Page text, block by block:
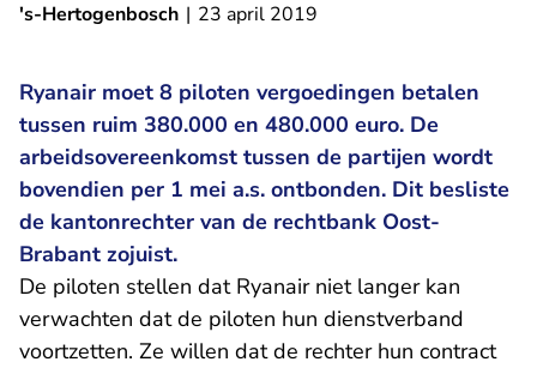
's-Hertogenbosch | 23 april 2019
Ryanair moet 8 piloten vergoedingen betalen
tussen ruim 380.000 en 480.000 euro. De
arbeidsovereenkomst tussen de partijen wordt
bovendien per 1 mei a.s. ontbonden. Dit besliste
de kantonrechter van de rechtbank Oost-
Brabant zojuist.
De piloten stellen dat Ryanair niet langer kan
verwachten dat de piloten hun dienstverband
voortzetten. Ze willen dat de rechter hun contract